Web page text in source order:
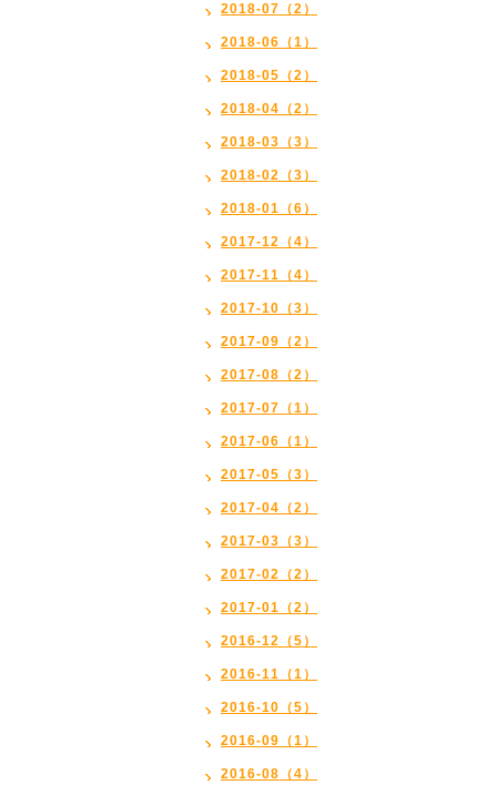
2018-07（2）
2018-06（1）
2018-05（2）
2018-04（2）
2018-03（3）
2018-02（3）
2018-01（6）
2017-12（4）
2017-11（4）
2017-10（3）
2017-09（2）
2017-08（2）
2017-07（1）
2017-06（1）
2017-05（3）
2017-04（2）
2017-03（3）
2017-02（2）
2017-01（2）
2016-12（5）
2016-11（1）
2016-10（5）
2016-09（1）
2016-08（4）